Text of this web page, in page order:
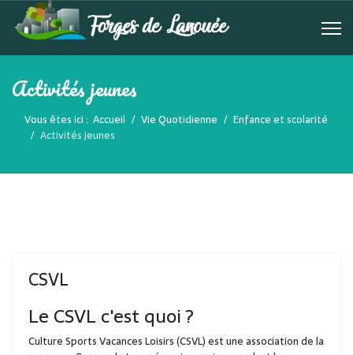
Activités jeunes
Vous êtes ici : Accueil Vie Quotidienne
Enfance et scolarité
Activités jeunes
CSVL
Le CSVL c'est quoi ?
Culture Sports Vacances Loisirs (CSVL) est une association de la